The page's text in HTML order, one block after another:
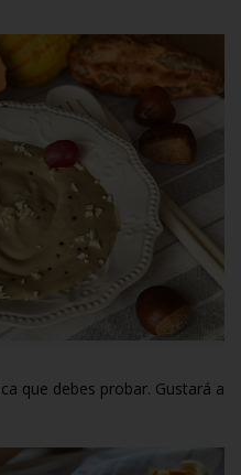
que debes probar. Gustará a